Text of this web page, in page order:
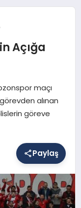
Açığa
maçı
alınan
göreve
Paylaş